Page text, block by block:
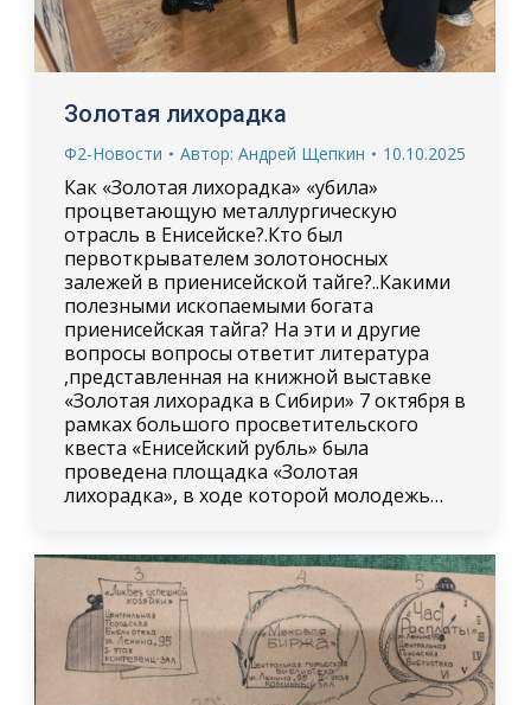
Золотая лихорадка
Ф2-Новости Автор: Андрей Щепкин 10.10.2025
Как «Золотая лихорадка» «убила»
процветающую металлургическую
отрасль в Енисейске?.Кто был
первоткрывателем золотоносных
залежей в приенисейской тайге?..Какими
полезными ископаемыми богата
приенисейская тайга? На эти и другие
вопросы вопросы ответит литература
,представленная на книжной выставке
«Золотая лихорадка в Сибири» 7 октября в
рамках большого просветительского
квеста «Енисейский рубль» была
проведена площадка «Золотая
лихорадка», в ходе которой молодежь…